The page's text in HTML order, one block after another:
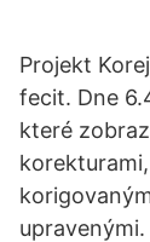
Projekt
fecit. Dne
které